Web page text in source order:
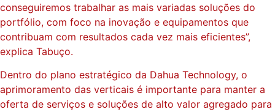
conseguiremos trabalhar as mais variadas soluções do
portfólio, com foco na inovação e equipamentos que
contribuam com resultados cada vez mais eficientes”,
explica Tabuço.
Dentro do plano estratégico da Dahua Technology, o
aprimoramento das verticais é importante para manter a
oferta de serviços e soluções de alto valor agregado para